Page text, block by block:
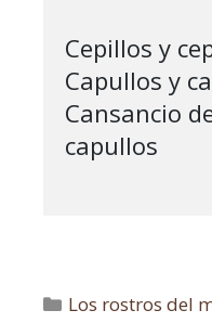
Cepillos y
Capullos y
Cansancio
capullos
Los rostros del